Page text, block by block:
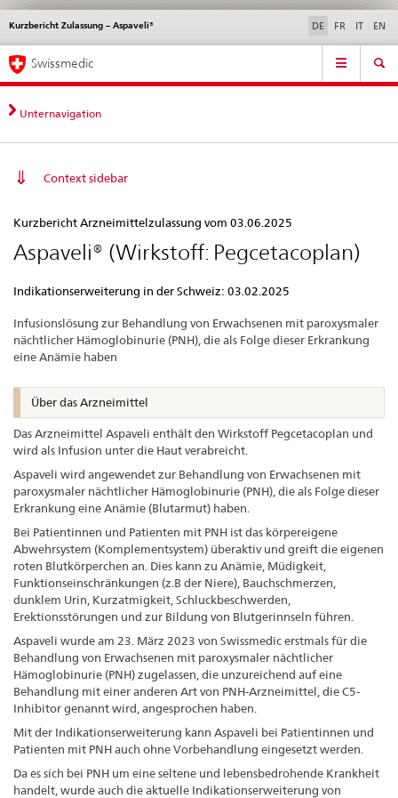
Direktnavigation
News,
Rechtsgrundlagen,
Kontakt
News & Updates Kontakt | Support & Hilfe
Kurzbericht Zulassung – Aspaveli®
Sprachwahl DE FR IT EN
Service
Hauptnavigation
Swissmedic
Unternavigation
Context sidebar
Zulassung
–
Aspaveli®
Kurzbericht Arzneimittelzulassung vom 03.06.2025
Aspaveli® (Wirkstoff: Pegcetacoplan)
Indikationserweiterung in der Schweiz: 03.02.2025
Infusionslösung zur Behandlung von Erwachsenen mit paroxysmaler
nächtlicher Hämoglobinurie (PNH), die als Folge dieser Erkrankung
eine Anämie haben
Über das Arzneimittel
Das Arzneimittel Aspaveli enthält den Wirkstoff Pegcetacoplan und
wird als Infusion unter die Haut verabreicht.
Aspaveli wird angewendet zur Behandlung von Erwachsenen mit
paroxysmaler nächtlicher Hämoglobinurie (PNH), die als Folge dieser
Erkrankung eine Anämie (Blutarmut) haben.
Bei Patientinnen und Patienten mit PNH ist das körpereigene
Abwehrsystem (Komplementsystem) überaktiv und greift die eigenen
roten Blutkörperchen an. Dies kann zu Anämie, Müdigkeit,
Funktionseinschränkungen (z.B der Niere), Bauchschmerzen,
dunklem Urin, Kurzatmigkeit, Schluckbeschwerden,
Erektionsstörungen und zur Bildung von Blutgerinnseln führen.
Aspaveli wurde am 23. März 2023 von Swissmedic erstmals für die
Behandlung von Erwachsenen mit paroxysmaler nächtlicher
Hämoglobinurie (PNH) zugelassen, die unzureichend auf eine
Behandlung mit einer anderen Art von PNH-Arzneimittel, die C5-
Inhibitor genannt wird, angesprochen haben.
Mit der Indikationserweiterung kann Aspaveli bei Patientinnen und
Patienten mit PNH auch ohne Vorbehandlung eingesetzt werden.
Da es sich bei PNH um eine seltene und lebensbedrohende Krankheit
handelt, wurde auch die aktuelle Indikationserweiterung von